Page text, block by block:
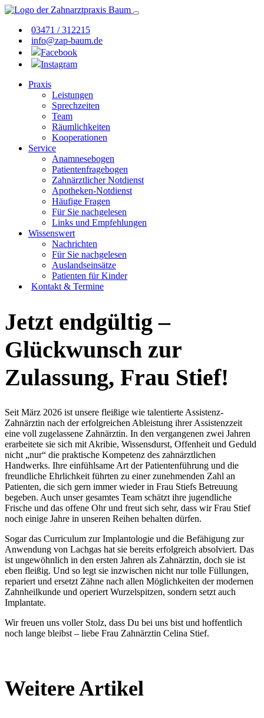
03471 / 312215
info@zap-baum.de
Facebook
Instagram
Praxis
Leistungen
Sprechzeiten
Team
Räumlichkeiten
Kooperationen
Service
Anamnesebogen
Patientenfragebogen
Zahnärztlicher Notdienst
Apotheken-Notdienst
Häufige Fragen
Für Sie nachgelesen
Links und Empfehlungen
Wissenswert
Nachrichten
Für Sie nachgelesen
Auslandseinsätze
Patienten für Kinder
Kontakt & Termine
Jetzt endgültig –
Glückwunsch zur
Zulassung, Frau Stief!
Seit März 2026 ist unsere fleißige wie talentierte Assistenz-
Zahnärztin nach der erfolgreichen Ableistung ihrer Assistenzzeit
eine voll zugelassene Zahnärztin. In den vergangenen zwei Jahren
erarbeitete sie sich mit Akribie, Wissensdurst, Offenheit und Geduld
nicht „nur“ die praktische Kompetenz des zahnärztlichen
Handwerks. Ihre einfühlsame Art der Patientenführung und die
freundliche Ehrlichkeit führten zu einer zunehmenden Zahl an
Patienten, die sich gern immer wieder in Frau Stiefs Betreuung
begeben. Auch unser gesamtes Team schätzt ihre jugendliche
Frische und das offene Ohr und freut sich sehr, dass wir Frau Stief
noch einige Jahre in unseren Reihen behalten dürfen.
Sogar das Curriculum zur Implantologie und die Befähigung zur
Anwendung von Lachgas hat sie bereits erfolgreich absolviert. Das
ist ungewöhnlich in den ersten Jahren als Zahnärztin, doch sie ist
eben fleißig. Und so legt sie inzwischen nicht nur tolle Füllungen,
repariert und ersetzt Zähne nach allen Möglichkeiten der modernen
Zahnheilkunde und operiert Wurzelspitzen, sondern setzt auch
Implantate.
Wir freuen uns voller Stolz, dass Du bei uns bist und hoffentlich
noch lange bleibst – liebe Frau Zahnärztin Celina Stief.
Weitere Artikel